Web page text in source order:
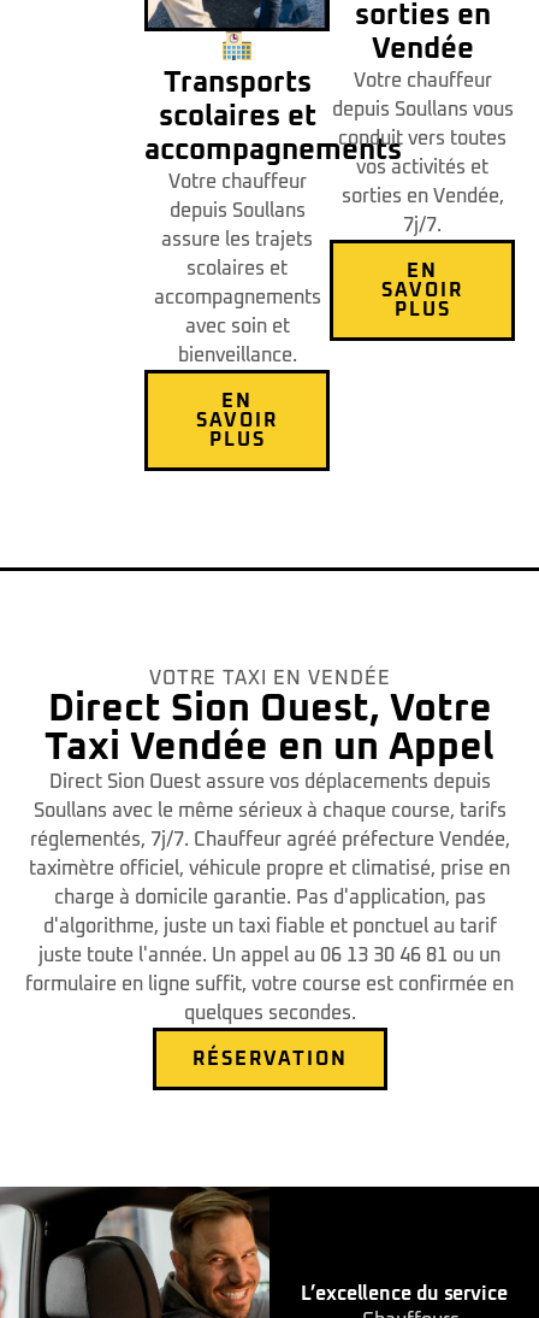
Transports
scolaires et
accompagnements
Votre chauffeur
depuis Soullans
assure les trajets
scolaires et
accompagnements
avec soin et
bienveillance.
EN
SAVOIR
PLUS
sorties en
Vendée
Votre chauffeur
depuis Soullans vous
conduit vers toutes
vos activités et
sorties en Vendée,
7j/7.
EN
SAVOIR
PLUS
VOTRE TAXI EN VENDÉE
Direct Sion Ouest, Votre
Taxi Vendée en un Appel
Direct Sion Ouest assure vos déplacements depuis
Soullans avec le même sérieux à chaque course, tarifs
réglementés, 7j/7. Chauffeur agréé préfecture Vendée,
taximètre officiel, véhicule propre et climatisé, prise en
charge à domicile garantie. Pas d'application, pas
d'algorithme, juste un taxi fiable et ponctuel au tarif
juste toute l'année. Un appel au 06 13 30 46 81 ou un
formulaire en ligne suffit, votre course est confirmée en
quelques secondes.
RÉSERVATION
L’excellence du service